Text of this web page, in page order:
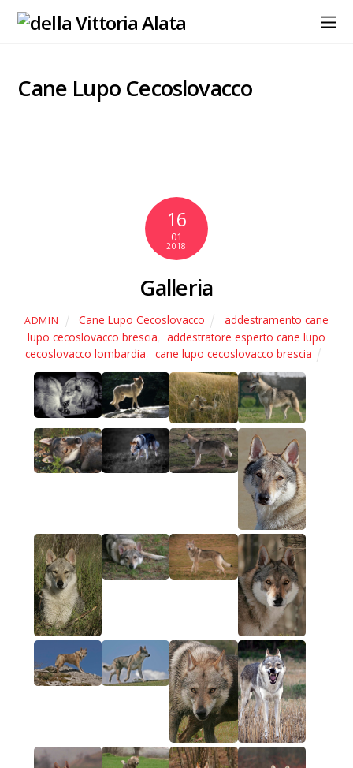
Cane Lupo Cecoslovacco
16
01
2018
Galleria
ADMIN Cane Lupo Cecoslovacco
addestramento cane
lupo cecoslovacco brescia
addestratore esperto cane lupo
cecoslovacco lombardia
cane lupo cecoslovacco brescia